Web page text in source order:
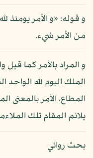
و قوله: «و الأمر يومئذ
من الأمر شيء.
و المراد بالأمر كما قيل
المطاع، الأمر بالمعنى
يلائم المقام تلك
بحث روائي